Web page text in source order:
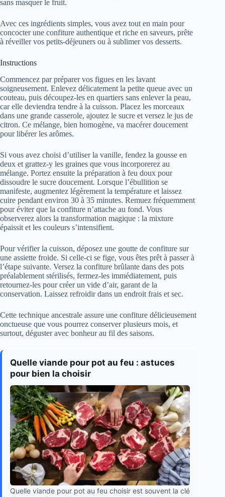
sans masquer le fruit.
Avec ces ingrédients simples, vous avez tout en main pour
concocter une confiture authentique et riche en saveurs, prête
à réveiller vos petits-déjeuners ou à sublimer vos desserts.
Instructions
Commencez par préparer vos figues en les lavant
soigneusement. Enlevez délicatement la petite queue avec un
couteau, puis découpez-les en quartiers sans enlever la peau,
car elle deviendra tendre à la cuisson. Placez les morceaux
dans une grande casserole, ajoutez le sucre et versez le jus de
citron. Ce mélange, bien homogène, va macérer doucement
pour libérer les arômes.
Si vous avez choisi d’utiliser la vanille, fendez la gousse en
deux et grattez-y les graines que vous incorporerez au
mélange. Portez ensuite la préparation à feu doux pour
dissoudre le sucre doucement. Lorsque l’ébullition se
manifeste, augmentez légèrement la température et laissez
cuire pendant environ 30 à 35 minutes. Remuez fréquemment
pour éviter que la confiture n’attache au fond. Vous
observerez alors la transformation magique : la mixture
épaissit et les couleurs s’intensifient.
Pour vérifier la cuisson, déposez une goutte de confiture sur
une assiette froide. Si celle-ci se fige, vous êtes prêt à passer à
l’étape suivante. Versez la confiture brûlante dans des pots
préalablement stérilisés, fermez-les immédiatement, puis
retournez-les pour créer un vide d’air, garant de la
conservation. Laissez refroidir dans un endroit frais et sec.
Cette technique ancestrale assure une confiture délicieusement
onctueuse que vous pourrez conserver plusieurs mois, et
surtout, déguster avec bonheur au fil des saisons.
Quelle viande pour pot au feu : astuces
pour bien la choisir
Quelle viande pour pot au feu choisir est souvent la clé